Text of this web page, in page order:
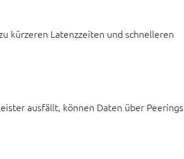
kürzeren Latenzzeiten und schnelleren
ausfällt, können Daten über Peerings